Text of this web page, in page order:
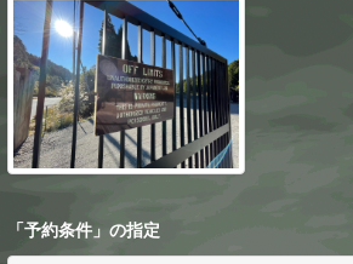
「予約条件」の指定